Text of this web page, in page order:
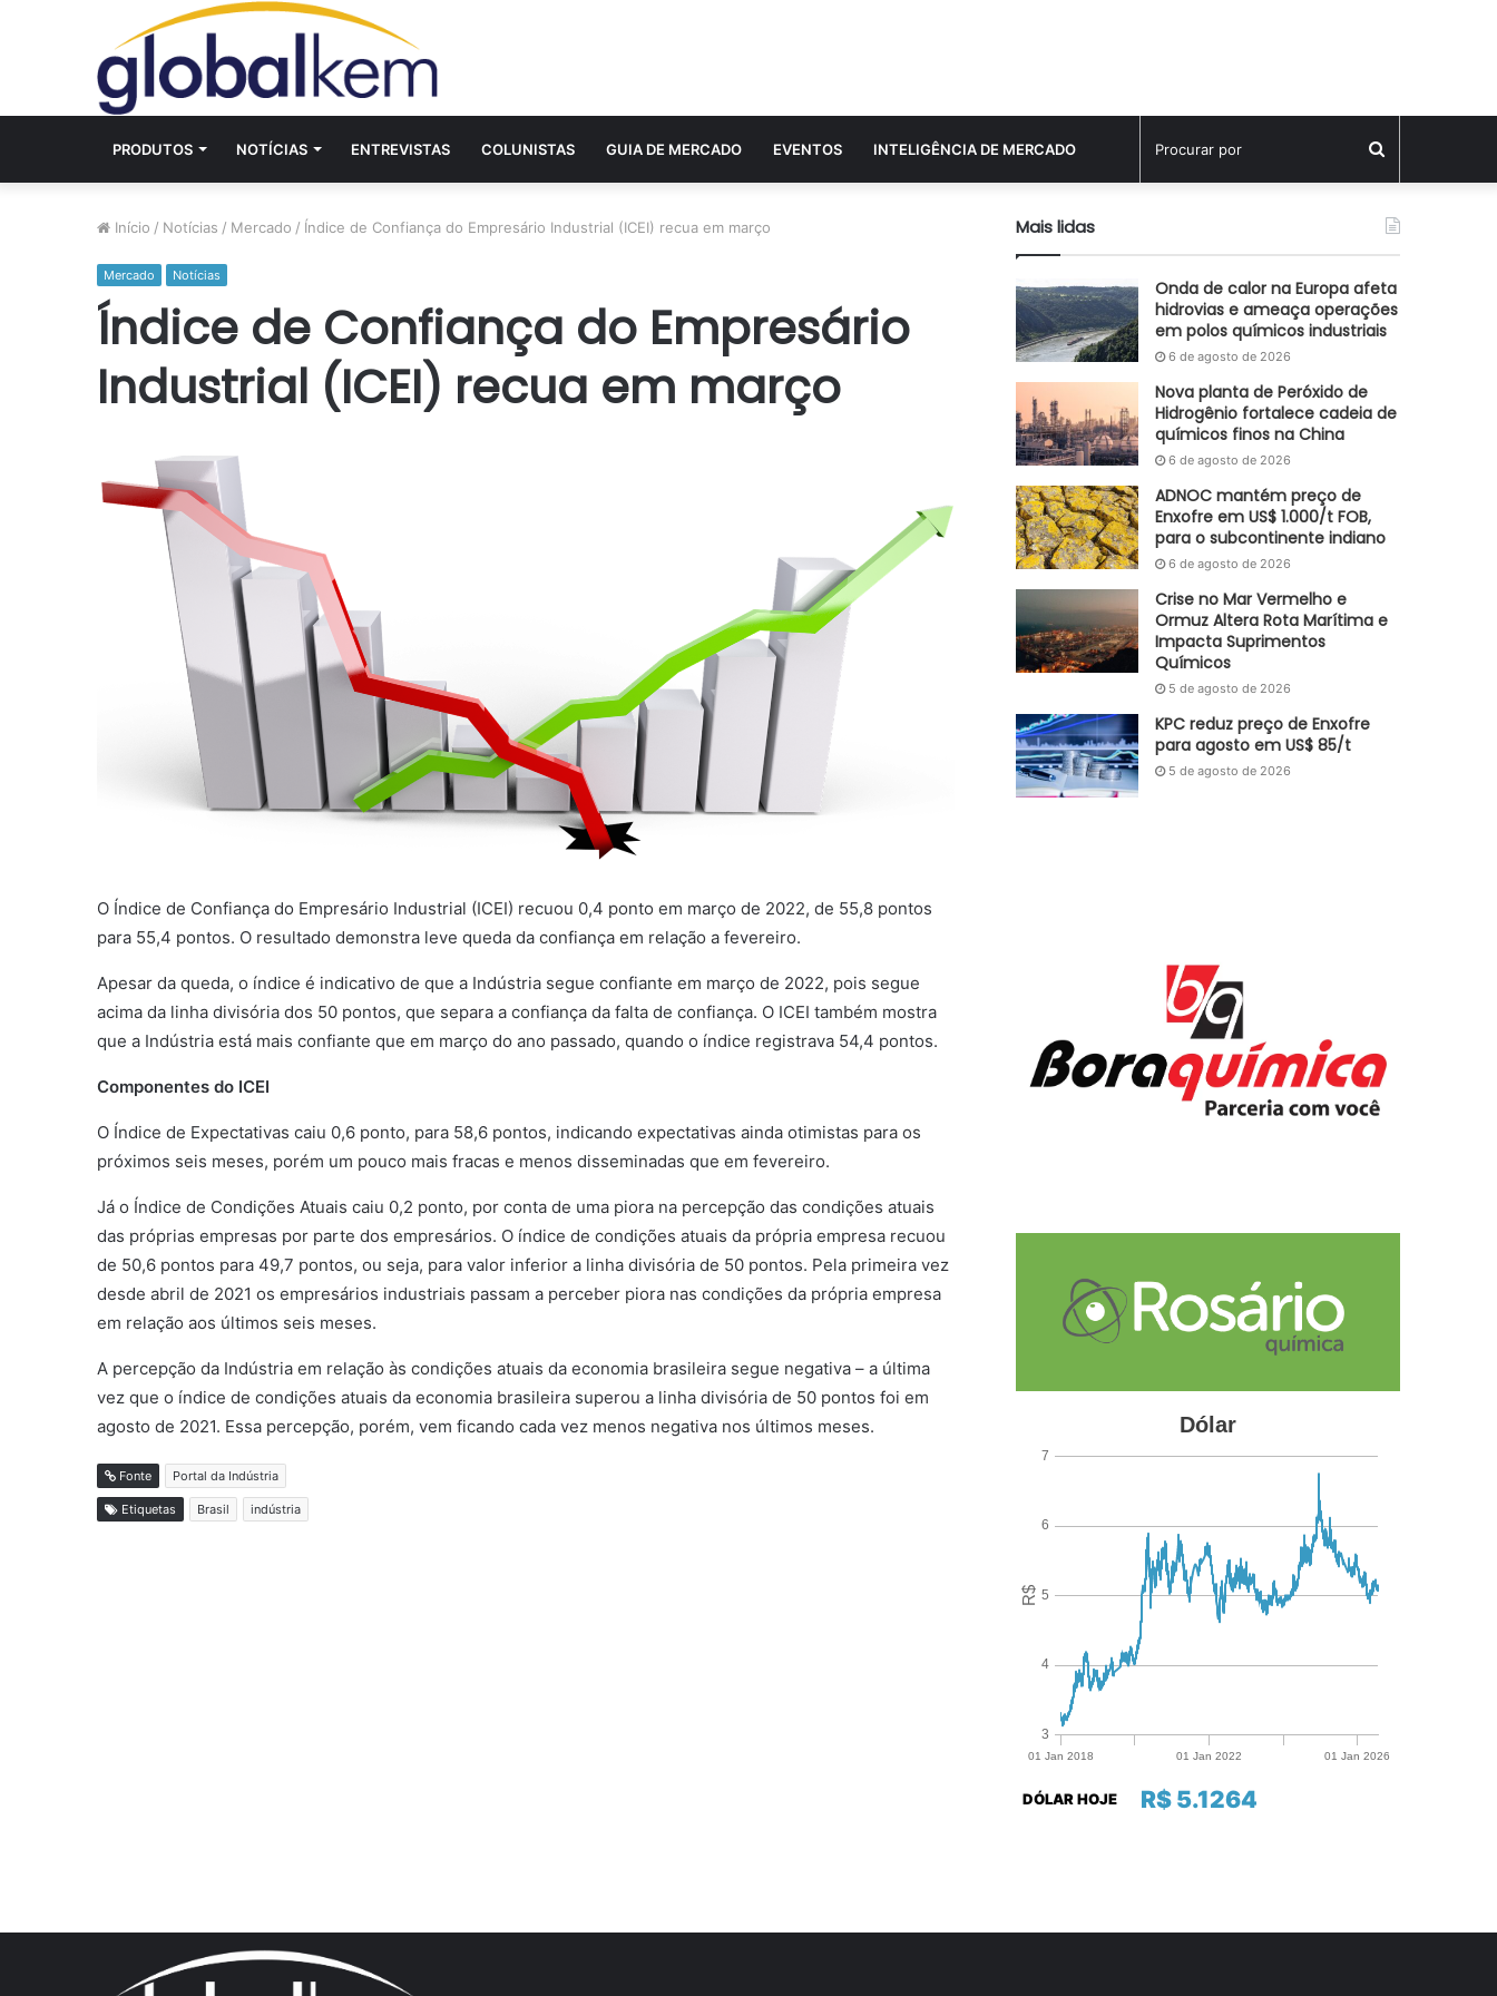
PRODUTOS NOTÍCIAS ENTREVISTAS COLUNISTAS GUIA DE MERCADO EVENTOS INTELIGÊNCIA DE MERCADO
por
Início / Notícias / Mercado / Índice de Confiança do Empresário Industrial (ICEI) recua em março
Mercado Notícias
Índice de Confiança do Empresário
Industrial (ICEI) recua em março
O Índice de Confiança do Empresário Industrial (ICEI) recuou 0,4 ponto em março de 2022, de 55,8 pontos
para 55,4 pontos. O resultado demonstra leve queda da confiança em relação a fevereiro.
Apesar da queda, o índice é indicativo de que a Indústria segue confiante em março de 2022, pois segue
acima da linha divisória dos 50 pontos, que separa a confiança da falta de confiança. O ICEI também mostra
que a Indústria está mais confiante que em março do ano passado, quando o índice registrava 54,4 pontos.
Componentes do ICEI
O Índice de Expectativas caiu 0,6 ponto, para 58,6 pontos, indicando expectativas ainda otimistas para os
próximos seis meses, porém um pouco mais fracas e menos disseminadas que em fevereiro.
Já o Índice de Condições Atuais caiu 0,2 ponto, por conta de uma piora na percepção das condições atuais
das próprias empresas por parte dos empresários. O índice de condições atuais da própria empresa recuou
de 50,6 pontos para 49,7 pontos, ou seja, para valor inferior a linha divisória de 50 pontos. Pela primeira vez
desde abril de 2021 os empresários industriais passam a perceber piora nas condições da própria empresa
em relação aos últimos seis meses.
A percepção da Indústria em relação às condições atuais da economia brasileira segue negativa – a última
vez que o índice de condições atuais da economia brasileira superou a linha divisória de 50 pontos foi em
agosto de 2021. Essa percepção, porém, vem ficando cada vez menos negativa nos últimos meses.
Fonte Portal da Indústria
Etiquetas Brasil indústria
Mais lidas
Onda de calor na Europa afeta
hidrovias e ameaça operações
em polos químicos industriais
6 de agosto de 2026
Nova planta de Peróxido de
Hidrogênio fortalece cadeia de
químicos finos na China
6 de agosto de 2026
ADNOC mantém preço de
Enxofre em US$ 1.000/t FOB,
para o subcontinente indiano
6 de agosto de 2026
Crise no Mar Vermelho e
Ormuz Altera Rota Marítima e
Impacta Suprimentos
Químicos
5 de agosto de 2026
KPC reduz preço de Enxofre
para agosto em US$ 85/t
5 de agosto de 2026
R$ 5.1264
DÓLAR HOJE